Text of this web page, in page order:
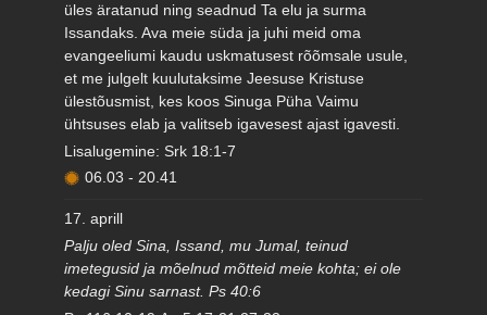
üles äratanud ning seadnud Ta elu ja surma
Issandaks. Ava meie süda ja juhi meid oma
evangeeliumi kaudu uskmatusest rõõmsale usule,
et me julgelt kuulutaksime Jeesuse Kristuse
ülestõusmist, kes koos Sinuga Püha Vaimu
ühtsuses elab ja valitseb igavesest ajast igavesti.
Lisalugemine: Srk 18:1-7
06.03 - 20.41
17. aprill
Palju oled Sina, Issand, mu Jumal, teinud
imetegusid ja mõelnud mõtteid meie kohta; ei ole
kedagi Sinu sarnast. Ps 40:6